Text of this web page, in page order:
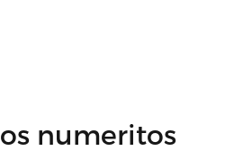
numeritos